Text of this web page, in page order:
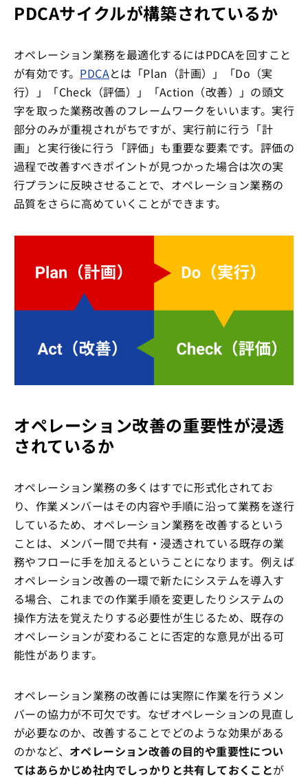
PDCAサイクルが構築されているか
オペレーション業務を最適化するにはPDCAを回すこと
が有効です。 PDCAとは「Plan（計画）」「Do（実
行）」「Check（評価）」「Action（改善）」の頭文
字を取った業務改善のフレームワークをいいます。実行
部分のみが重視されがちですが、実行前に行う「計
画」と実行後に行う「評価」も重要な要素です。評価の
過程で改善すべきポイントが見つかった場合は次の実
行プランに反映させることで、オペレーション業務の
品質をさらに高めていくことができます。
オペレーション改善の重要性が浸透
されているか
オペレーション業務の多くはすでに形式化されてお
り、作業メンバーはその内容や手順に沿って業務を遂行
しているため、オペレーション業務を改善するという
ことは、メンバー間で共有・浸透されている既存の業
務やフローに手を加えるということになります。例えば
オペレーション改善の一環で新たにシステムを導入す
る場合、これまでの作業手順を変更したりシステムの
操作方法を覚えたりする必要性が生じるため、既存の
オペレーションが変わることに否定的な意見が出る可
能性があります。
オペレーション業務の改善には実際に作業を行うメン
バーの協力が不可欠です。なぜオペレーションの見直し
が必要なのか、改善することでどのような効果がある
のかなど、 オペレーション改善の目的や重要性につい
てはあらかじめ社内でしっかりと共有しておくことが